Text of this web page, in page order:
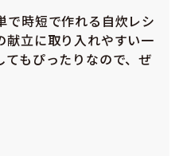
で時短で作れる自炊レシ
献立に取り入れやすい一
もぴったりなので、ぜ